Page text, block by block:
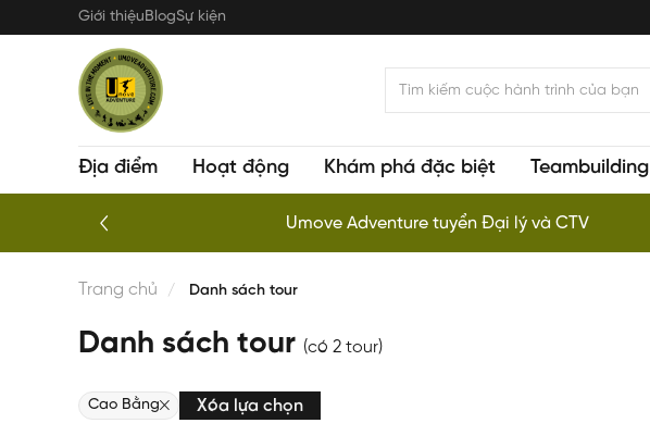
Giới thiệuBlogSự kiện
Địa điểm Hoạt động Khám phá đặc biệt Teambuilding
Kayaking chuyên nghiệp khám phá vịnh Lan Hạ
Trang chủ Danh sách tour
Danh sách tour (có 2 tour)
Cao Bằng Xóa lựa chọn